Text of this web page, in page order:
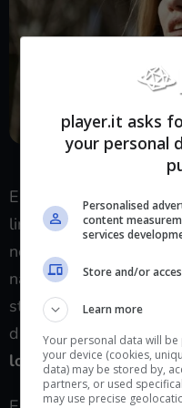
FLASH150: l’offerta di Iliad
E, come sempre, la
linea con la politica di
non cambiano nel
nascosti. I clienti Iliad,
stati soddisfatti dai
dall’attivazione
low-cost.
player.it asks
your personal
Personalised
content
services
Store and/or
Learn more
Your personal data will
your device (cookies,
data) may be stored by,
partners, or used
may use precise